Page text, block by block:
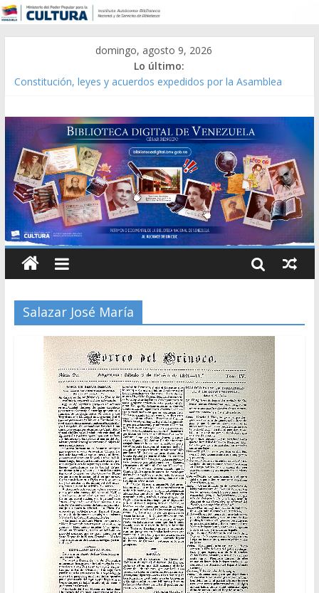
domingo, agosto 9, 2026
Lo último:
Constitución, leyes y acuerdos expedidos por la Asamblea
Modesta Bor Sánchez [material gráfico]
Gaceta Oficial de la República de Venezuela año CXXXIII Mes V,
Caracas 09 de marzo de 2006 N° 38.394
Catálogo temático de obras de Modesta Bor
Salazar José María